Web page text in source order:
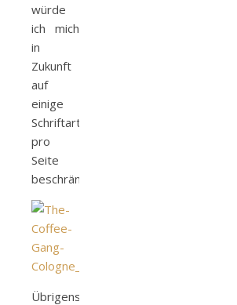
würde
ich mich
in
Zukunft
auf
einige
Schriftarten
pro
Seite
beschränken.
Übrigens, hier